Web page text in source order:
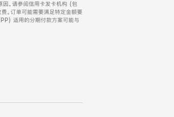
因。请参阅信用卡发卡机构 (包
。订单可能需要满足特定金额要
适用的分期付款方案可能与